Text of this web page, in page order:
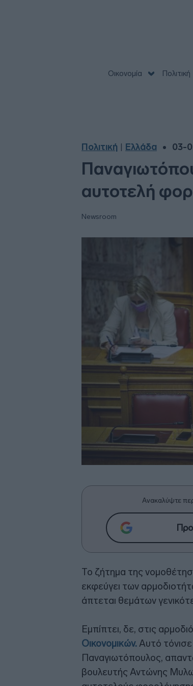
Οικονομία Πολιτική
Πολιτική Ελλάδα 03-
αυτοτελή
Newsroom
Ανακαλύψτε
Το ζήτημα της
εκφεύγει των
άπτεται θεμάτων
Εμπίπτει, δε, στις
Οικονομικών.Αυτό
Παναγιωτόπουλος,
βουλευτής Αντώνης